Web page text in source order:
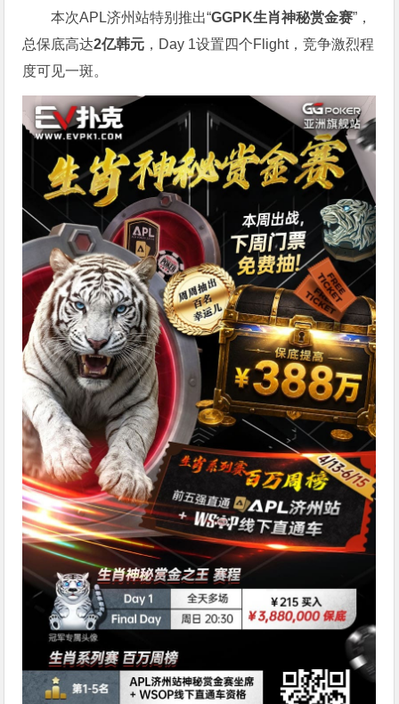
本次APL济州站特别推出“GGPK生肖神秘赏金赛”，
总保底高达2亿韩元 ，Day 1设置四个Flight，竞争激烈程
度可见一斑。